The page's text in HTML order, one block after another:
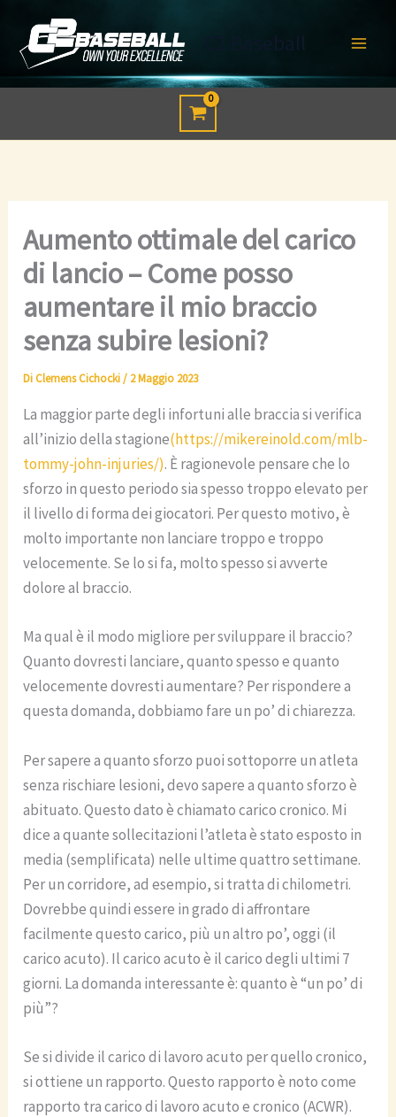
contenuto
C2 Baseball
Aumento ottimale del carico
di lancio – Come posso
aumentare il mio braccio
senza subire lesioni?
DiClemens Cichocki/ 2 Maggio 2023
La maggior parte degli infortuni alle braccia si verifica
all’inizio della stagione(https://mikereinold.com/mlb-
tommy-john-injuries/). È ragionevole pensare che lo
sforzo in questo periodo sia spesso troppo elevato per
il livello di forma dei giocatori. Per questo motivo, è
molto importante non lanciare troppo e troppo
velocemente. Se lo si fa, molto spesso si avverte
dolore al braccio.
Ma qual è il modo migliore per sviluppare il braccio?
Quanto dovresti lanciare, quanto spesso e quanto
velocemente dovresti aumentare? Per rispondere a
questa domanda, dobbiamo fare un po’ di chiarezza.
Per sapere a quanto sforzo puoi sottoporre un atleta
senza rischiare lesioni, devo sapere a quanto sforzo è
abituato. Questo dato è chiamato carico cronico. Mi
dice a quante sollecitazioni l’atleta è stato esposto in
media (semplificata) nelle ultime quattro settimane.
Per un corridore, ad esempio, si tratta di chilometri.
Dovrebbe quindi essere in grado di affrontare
facilmente questo carico, più un altro po’, oggi (il
carico acuto). Il carico acuto è il carico degli ultimi 7
giorni. La domanda interessante è: quanto è “un po’ di
più”?
Se si divide il carico di lavoro acuto per quello cronico,
si ottiene un rapporto. Questo rapporto è noto come
rapporto tra carico di lavoro acuto e cronico (ACWR).